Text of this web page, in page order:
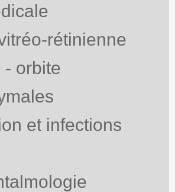
rétinienne
- orbite
et infections